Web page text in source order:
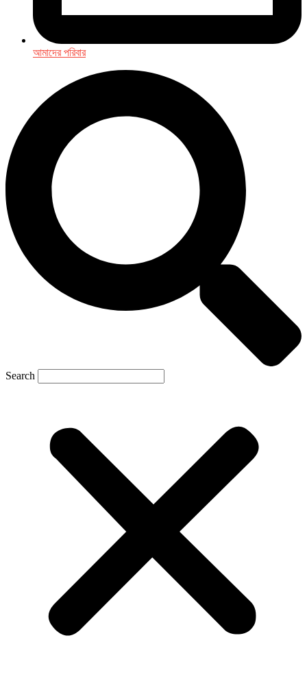
আমাদের পরিবার
Search